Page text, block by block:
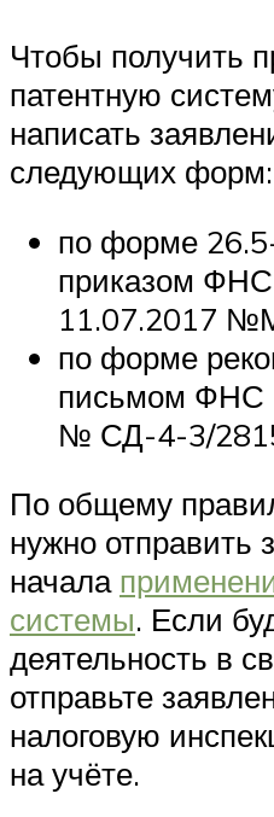
Чтобы получить
патентную
написать
следующих форм:
по форме
приказом
11.07.2017
по форме
письмом ФНС
№ СД-4-3/
По общему
нужно отправить
начала
системы. Если
деятельность в
отправьте
налоговую
на учёте.